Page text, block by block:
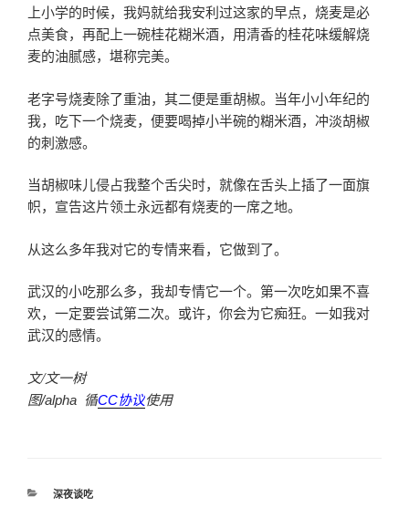
上小学的时候，我妈就给我安利过这家的早点，烧麦是必
点美食，再配上一碗桂花糊米酒，用清香的桂花味缓解烧
麦的油腻感，堪称完美。
老字号烧麦除了重油，其二便是重胡椒。当年小小年纪的
我，吃下一个烧麦，便要喝掉小半碗的糊米酒，冲淡胡椒
的刺激感。
当胡椒味儿侵占我整个舌尖时，就像在舌头上插了一面旗
帜，宣告这片领土永远都有烧麦的一席之地。
从这么多年我对它的专情来看，它做到了。
武汉的小吃那么多，我却专情它一个。第一次吃如果不喜
欢，一定要尝试第二次。或许，你会为它痴狂。一如我对
武汉的感情。
文/文一树
图/alpha 循CC协议使用
分
深夜谈吃